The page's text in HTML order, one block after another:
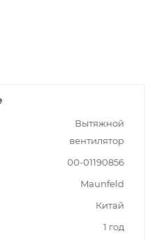
Вытяжной
вентилятор
00-01190856
Maunfeld
Китай
1 год